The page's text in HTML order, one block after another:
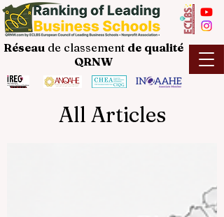
Réseau de classement de qualité
QRNW
All Articles